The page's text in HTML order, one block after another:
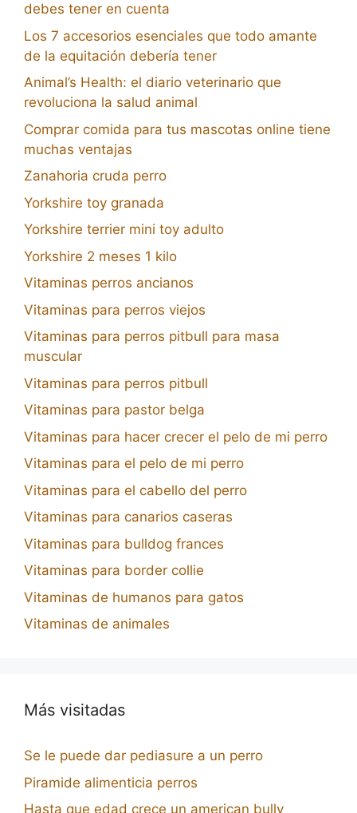
debes tener en cuenta
Los 7 accesorios esenciales que todo amante
de la equitación debería tener
Animal’s Health: el diario veterinario que
revoluciona la salud animal
Comprar comida para tus mascotas online tiene
muchas ventajas
Zanahoria cruda perro
Yorkshire toy granada
Yorkshire terrier mini toy adulto
Yorkshire 2 meses 1 kilo
Vitaminas perros ancianos
Vitaminas para perros viejos
Vitaminas para perros pitbull para masa
muscular
Vitaminas para perros pitbull
Vitaminas para pastor belga
Vitaminas para hacer crecer el pelo de mi perro
Vitaminas para el pelo de mi perro
Vitaminas para el cabello del perro
Vitaminas para canarios caseras
Vitaminas para bulldog frances
Vitaminas para border collie
Vitaminas de humanos para gatos
Vitaminas de animales
Más visitadas
Se le puede dar pediasure a un perro
Piramide alimenticia perros
Hasta que edad crece un american bully